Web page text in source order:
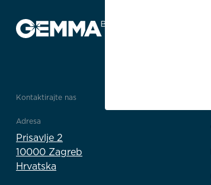
Kontaktirajte nas
Adresa
Prisavlje 2
10000 Zagreb
Hrvatska